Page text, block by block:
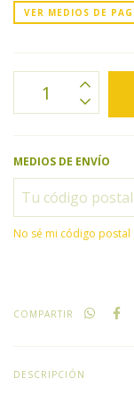
VER MEDIOS DE
MEDIOS DE ENVÍO
No sé mi código postal
COMPARTIR
DESCRIPCIÓN